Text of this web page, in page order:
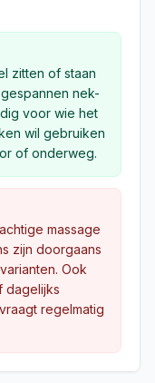
zitten of staan
nek-
voor wie het
wil gebruiken
of onderweg.
massage
zijn doorgaans
Ook
dagelijks
regelmatig